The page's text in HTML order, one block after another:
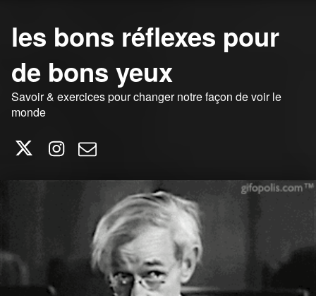
les bons réflexes pour
de bons yeux
Savoir & exercices pour changer notre façon de voir le
monde